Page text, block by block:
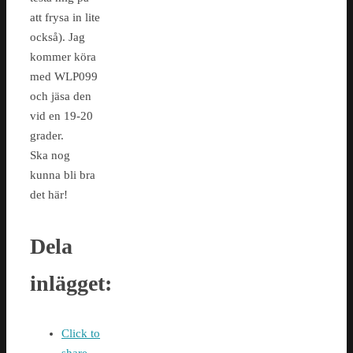
att frysa in lite
också). Jag
kommer köra
med WLP099
och jäsa den
vid en 19-20
grader.
Ska nog
kunna bli bra
det här!
Dela
inlägget:
Click to